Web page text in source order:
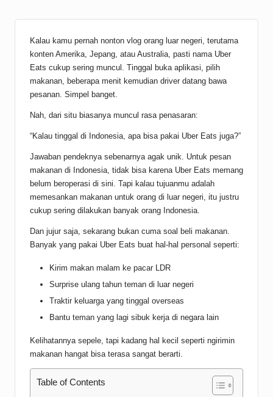
Kalau kamu pernah nonton vlog orang luar negeri, terutama
konten Amerika, Jepang, atau Australia, pasti nama Uber
Eats cukup sering muncul. Tinggal buka aplikasi, pilih
makanan, beberapa menit kemudian driver datang bawa
pesanan. Simpel banget.
Nah, dari situ biasanya muncul rasa penasaran:
“Kalau tinggal di Indonesia, apa bisa pakai Uber Eats juga?”
Jawaban pendeknya sebenarnya agak unik. Untuk pesan
makanan di Indonesia, tidak bisa karena Uber Eats memang
belum beroperasi di sini. Tapi kalau tujuanmu adalah
memesankan makanan untuk orang di luar negeri, itu justru
cukup sering dilakukan banyak orang Indonesia.
Dan jujur saja, sekarang bukan cuma soal beli makanan.
Banyak yang pakai Uber Eats buat hal-hal personal seperti:
Kirim makan malam ke pacar LDR
Surprise ulang tahun teman di luar negeri
Traktir keluarga yang tinggal overseas
Bantu teman yang lagi sibuk kerja di negara lain
Kelihatannya sepele, tapi kadang hal kecil seperti ngirimin
makanan hangat bisa terasa sangat berarti.
Table of Contents